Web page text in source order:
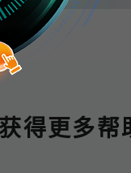
得更多帮